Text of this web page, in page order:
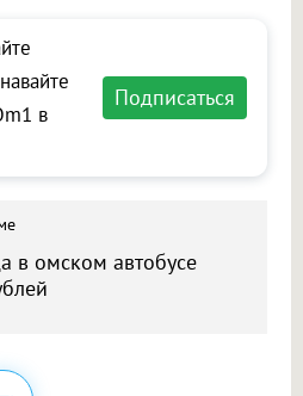
в
Подписаться
в омском автобусе